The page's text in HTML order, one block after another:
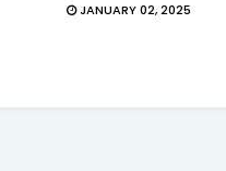
JANUARY 02, 2025